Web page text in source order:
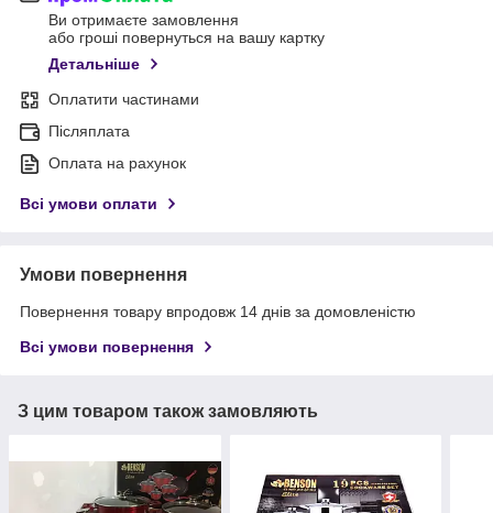
Ви отримаєте замовлення
або гроші повернуться на вашу картку
Детальніше
Оплатити частинами
Післяплата
Оплата на рахунок
Всі умови оплати
Умови повернення
Повернення товару впродовж 14 днів за домовленістю
Всі умови повернення
З цим товаром також замовляють